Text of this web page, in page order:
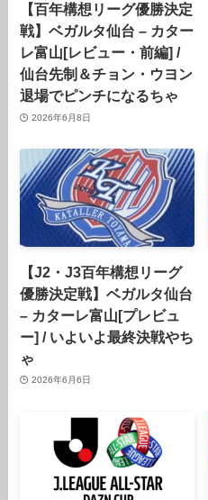
【百年構想リーグ優勝決定
戦】ベガルタ仙台 – カター
レ富山[レビュー・前編] /
仙台先制＆チョン・ウヨン
退場でピンチになるちゃ
2026年6月8日
【J2・J3百年構想リーグ
優勝決定戦】ベガルタ仙台
– カターレ富山[プレビュ
ー] / いよいよ最終決戦やち
ゃ
2026年6月6日